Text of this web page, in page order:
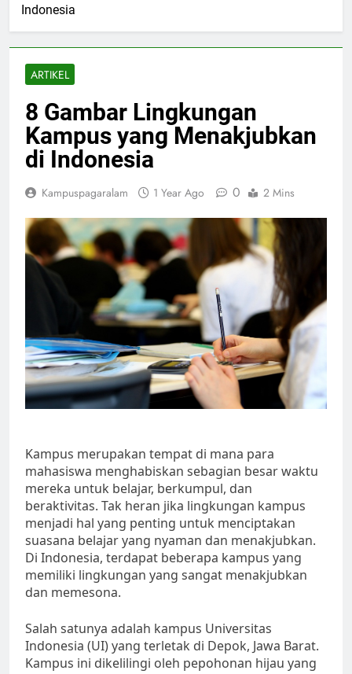
Indonesia
ARTIKEL
8 Gambar Lingkungan
Kampus yang Menakjubkan
di Indonesia
Kampuspagaralam 1 Year Ago 0 2 Mins
Kampus merupakan tempat di mana para
mahasiswa menghabiskan sebagian besar waktu
mereka untuk belajar, berkumpul, dan
beraktivitas. Tak heran jika lingkungan kampus
menjadi hal yang penting untuk menciptakan
suasana belajar yang nyaman dan menakjubkan.
Di Indonesia, terdapat beberapa kampus yang
memiliki lingkungan yang sangat menakjubkan
dan memesona.
Salah satunya adalah kampus Universitas
Indonesia (UI) yang terletak di Depok, Jawa Barat.
Kampus ini dikelilingi oleh pepohonan hijau yang